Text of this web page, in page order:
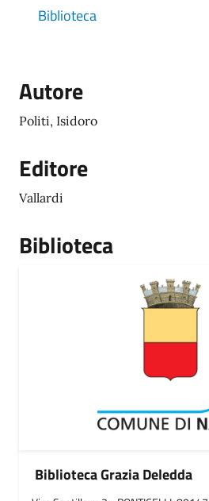
Biblioteca
Autore
Politi, Isidoro
Editore
Vallardi
Biblioteca
Biblioteca Grazia Deledda